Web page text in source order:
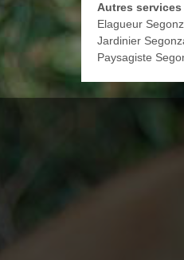
Autres services
Elagueur
Jardinier
Paysagiste